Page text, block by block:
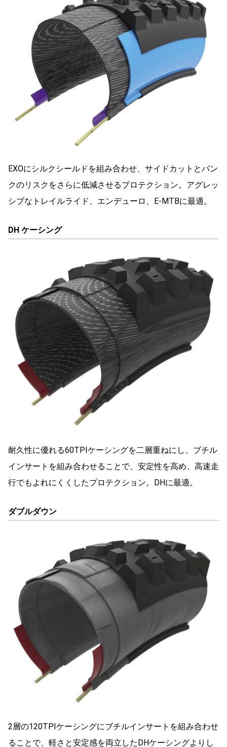
EXOにシルクシールドを組み合わせ、サイドカットとパン
クのリスクをさらに低減させるプロテクション。アグレッ
シブなトレイルライド、エンデューロ、E-MTBに最適。
DH ケーシング
耐久性に優れる60TPIケーシングを二層重ねにし、ブチル
インサートを組み合わせることで、安定性を高め、高速走
行でもよれにくくしたプロテクション。DHに最適。
ダブルダウン
2層の120TPIケーシングにブチルインサートを組み合わせ
ることで、軽さと安定感を両立したDHケーシングよりし